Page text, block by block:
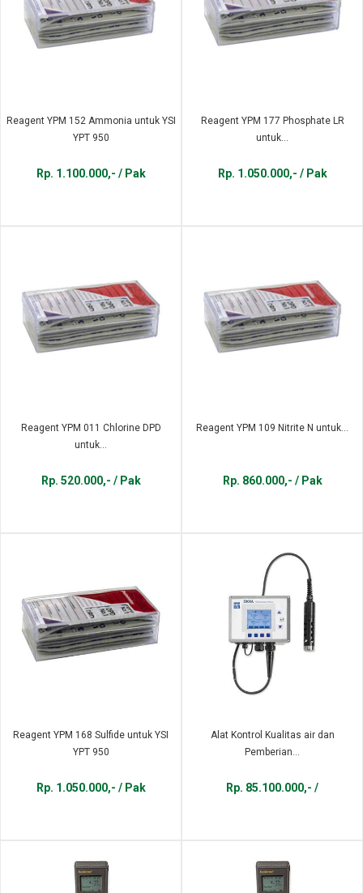
Reagent YPM 152 Ammonia untuk YSI
YPT 950
Rp. 1.100.000,- / Pak
Reagent YPM 177 Phosphate LR
untuk...
Rp. 1.050.000,- / Pak
Reagent YPM 011 Chlorine DPD
untuk...
Rp. 520.000,- / Pak
Reagent YPM 109 Nitrite N untuk...
Rp. 860.000,- / Pak
Reagent YPM 168 Sulfide untuk YSI
YPT 950
Rp. 1.050.000,- / Pak
Alat Kontrol Kualitas air dan
Pemberian...
Rp. 85.100.000,- /